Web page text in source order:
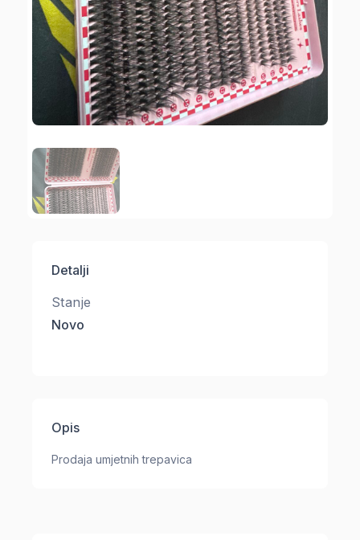
Detalji
Stanje
Novo
Opis
Prodaja umjetnih trepavica